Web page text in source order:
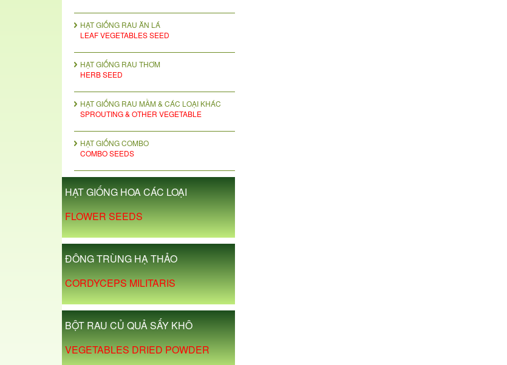
HẠT GIỐNG RAU ĂN LÁ
LEAF VEGETABLES SEED
HẠT GIỐNG RAU THƠM
HERB SEED
HẠT GIỐNG RAU MẦM & CÁC LOẠI KHÁC
SPROUTING & OTHER VEGETABLE
HẠT GIỐNG COMBO
COMBO SEEDS
HẠT GIỐNG HOA CÁC LOẠI
FLOWER SEEDS
ĐÔNG TRÙNG HẠ THẢO
CORDYCEPS MILITARIS
BỘT RAU CỦ QUẢ SẤY KHÔ
VEGETABLES DRIED POWDER